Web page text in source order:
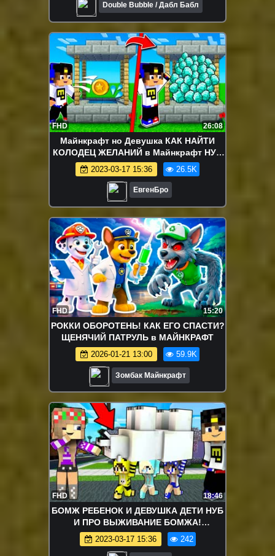
Double Bubble / Дабл Бабл
FHD 26:08
Майнкрафт но Девушка КАК НАЙТИ
КОЛОДЕЦ ЖЕЛАНИЙ в Майнкрафт НУБ
И ПРО ВИДЕО ТРОЛЛИНГ MINECRAFT
2023-03-17 15:36 26.5K
ЕвгенБро
FHD 15:20
РОККИ ОБОРОТЕНЬ! КАК ЕГО СПАСТИ?
ЩЕНЯЧИЙ ПАТРУЛЬ в МАЙНКРАФТ
2026-01-21 13:00 59.9K
Зомбак Майнкрафт
FHD 18:46
БОМЖ РЕБЕНОК И ДЕВУШКА ДЕТИ НУБ
И ПРО ВЫЖИВАНИЕ БОМЖА!
МАЙНКРАФТ В РЕАЛЬНОЙ ЖИЗНИ
ВИДЕО ТРОЛЛИНГ
2023-03-17 15:36 242